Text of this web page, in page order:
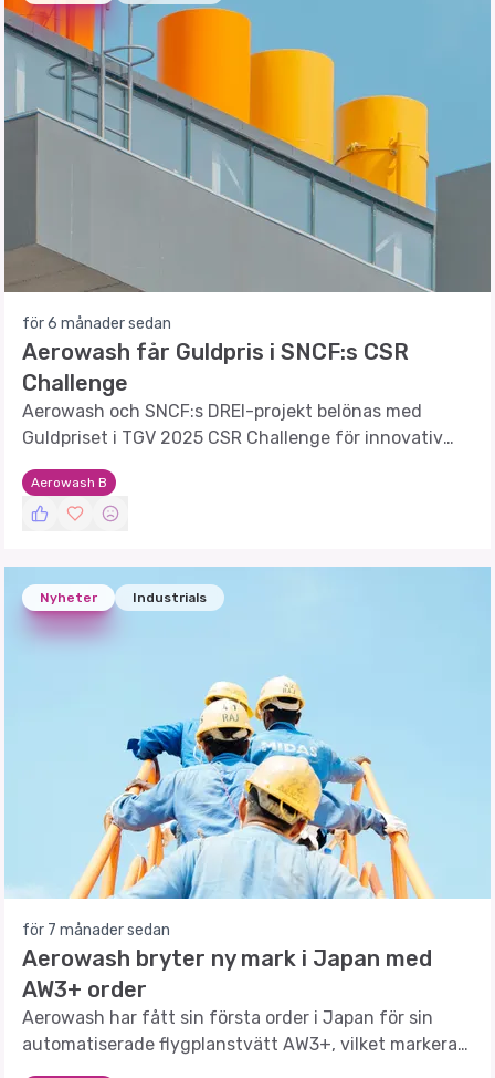
för 6 månader sedan
Aerowash får Guldpris i SNCF:s CSR
Challenge
Aerowash och SNCF:s DREI-projekt belönas med
Guldpriset i TGV 2025 CSR Challenge för innovativ
och hållbar tågrengöring.
Aerowash B
Nyheter Industrials
för 7 månader sedan
Aerowash bryter ny mark i Japan med
AW3+ order
Aerowash har fått sin första order i Japan för sin
automatiserade flygplanstvätt AW3+, vilket markerar
ett strategiskt genombrott.